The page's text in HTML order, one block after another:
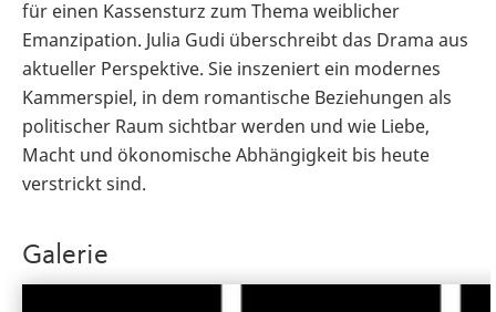
für einen Kassensturz zum Thema weiblicher
Emanzipation. Julia Gudi überschreibt das Drama aus
aktueller Perspektive. Sie inszeniert ein modernes
Kammerspiel, in dem romantische Beziehungen als
politischer Raum sichtbar werden und wie Liebe,
Macht und ökonomische Abhängigkeit bis heute
verstrickt sind.
Galerie